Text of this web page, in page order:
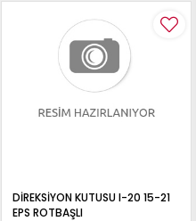
DİREKSİYON KUTUSU I-20 15-21
EPS ROTBAŞLI